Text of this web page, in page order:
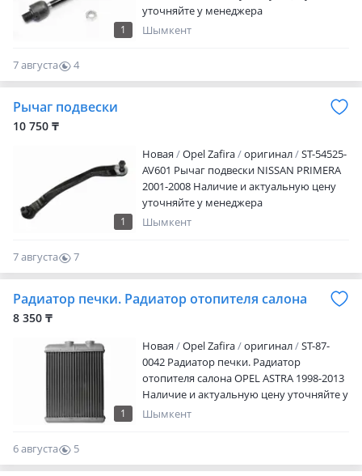
1
уточняйте у менеджера
Шымкент
7 августа
4
0
Рычаг подвески
10 750 ₸
1
Новая Opel Zafira оригинал
ST-54525-
AV601 Рычаг подвески NISSAN PRIMERA
2001-2008 Наличие и актуальную цену
уточняйте у менеджера
Шымкент
7 августа
7
0
Радиатор печки. Радиатор отопителя салона
8 350 ₸
1
Новая Opel Zafira оригинал
ST-87-
0042 Радиатор печки. Радиатор
отопителя салона OPEL ASTRA 1998-2013
Наличие и актуальную цену уточняйте у
менеджера
Шымкент
6 августа
5
0